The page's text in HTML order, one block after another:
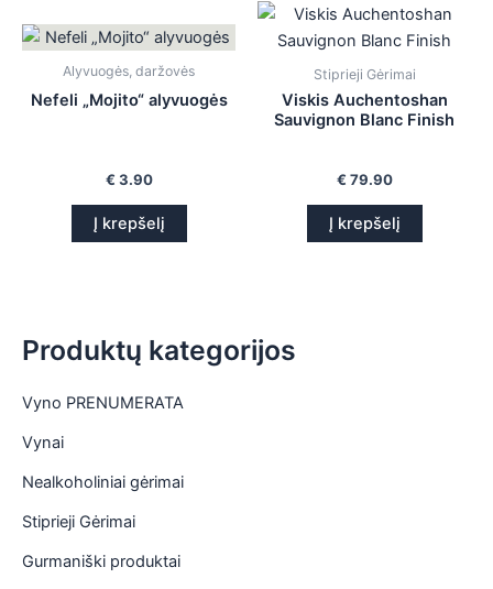
Produktų kategorijos
Vyno PRENUMERATA
Vynai
Nealkoholiniai gėrimai
Stiprieji Gėrimai
Gurmaniški produktai
Alyvuogės, daržovės
Nefeli „Mojito“ alyvuogės
€ 3.90
Į krepšelį
Stiprieji Gėrimai
Viskis Auchentoshan
Sauvignon Blanc Finish
€ 79.90
Į krepšelį